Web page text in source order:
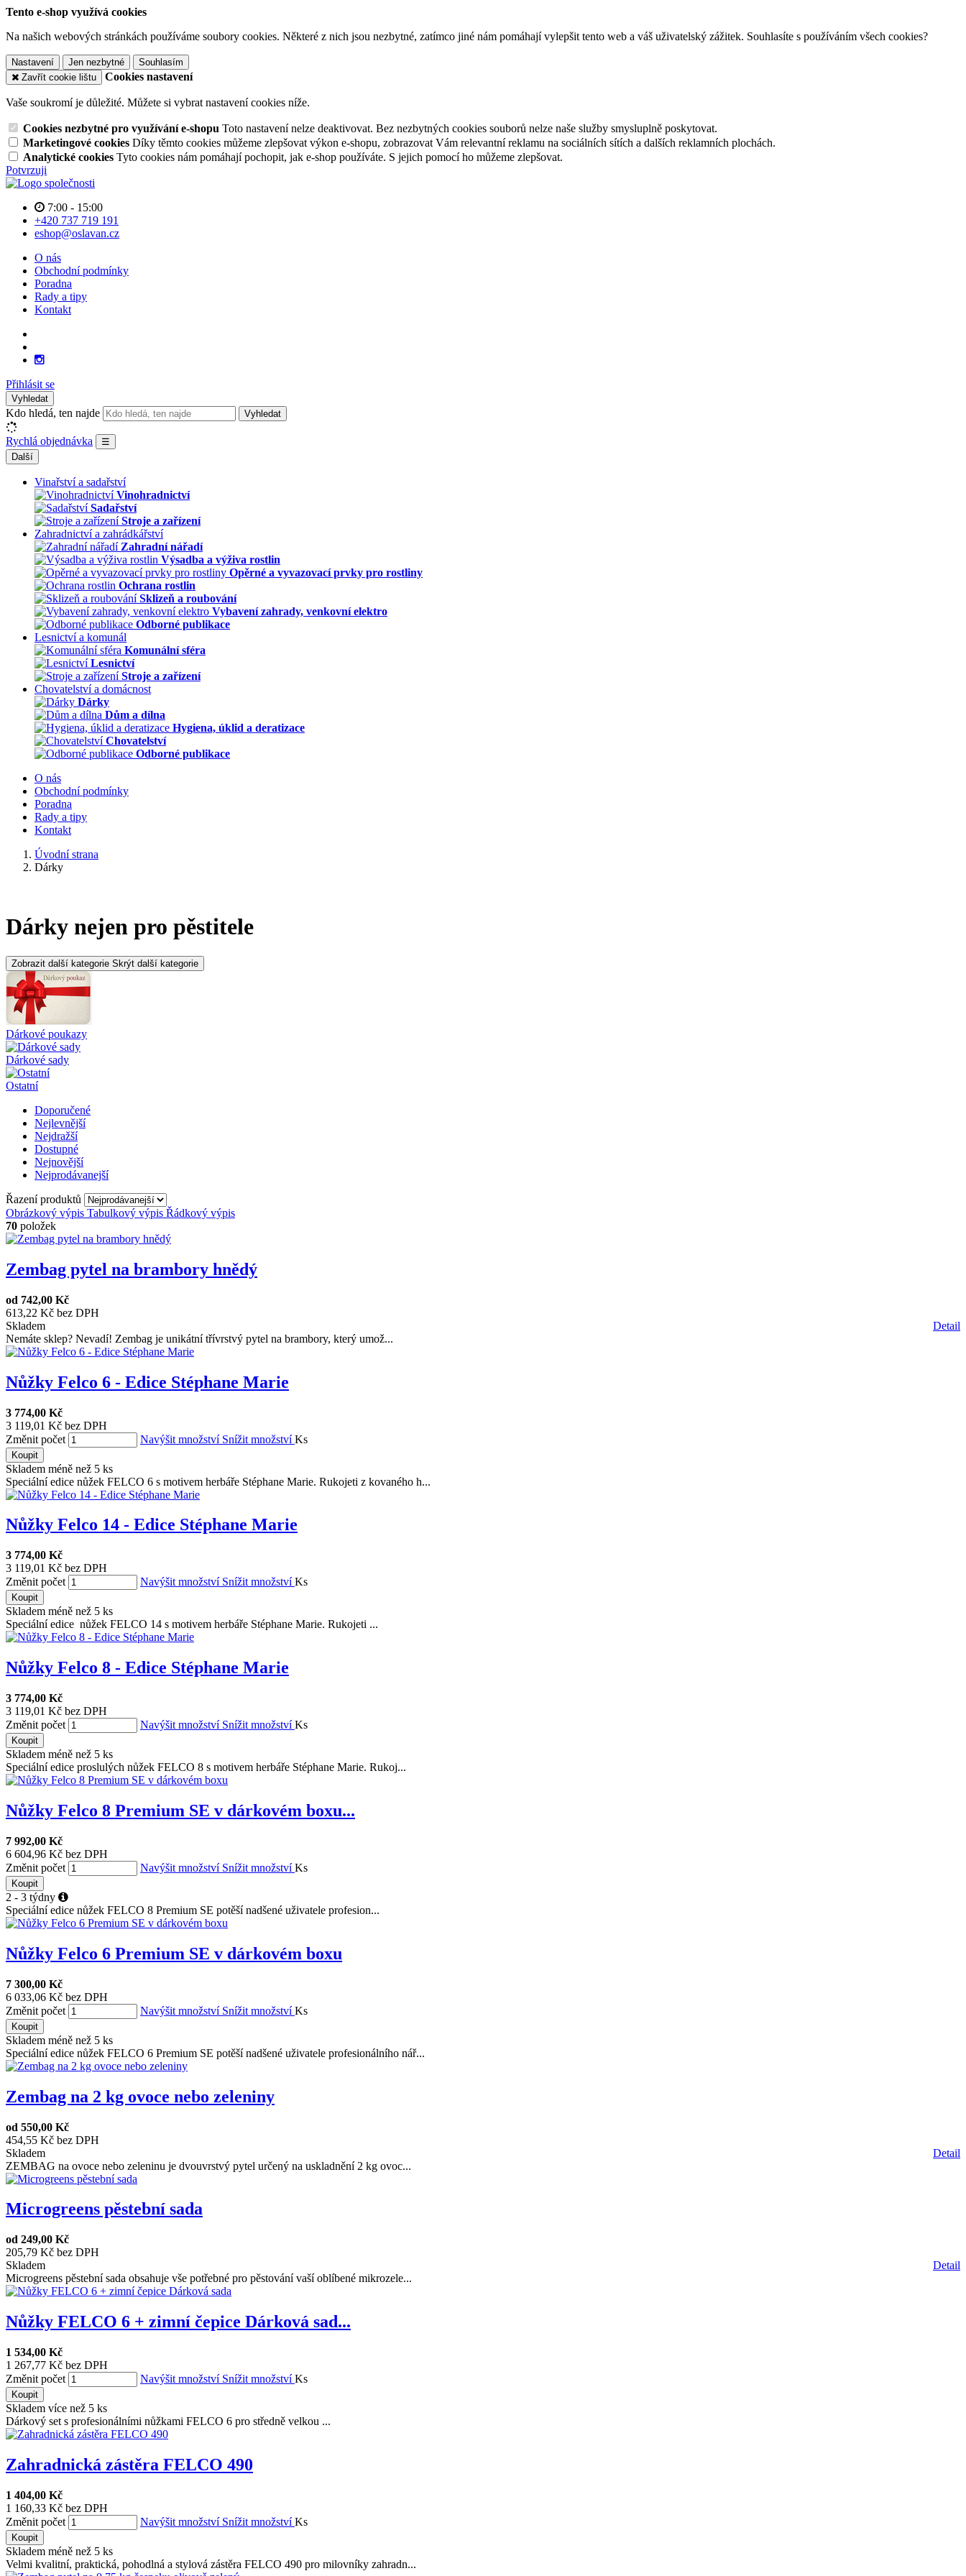
Tento e-shop využívá cookies
Na našich webových stránkách používáme soubory cookies. Některé z nich jsou nezbytné, zatímco jiné nám pomáhají vylepšit tento web a váš uživatelský zážitek. Souhlasíte s používáním všech cookies?
Nastavení Jen nezbytné
Souhlasím
Zavřít cookie lištu
Cookies nastavení
Vaše soukromí je důležité. Můžete si vybrat nastavení cookies níže.
Cookies nezbytné pro využívání e-shopu Toto nastavení nelze deaktivovat. Bez nezbytných cookies souborů nelze naše služby smysluplně poskytovat.
Marketingové cookies Díky těmto cookies můžeme zlepšovat výkon e-shopu, zobrazovat Vám relevantní reklamu na sociálních sítích a dalších reklamních plochách.
Analytické cookies Tyto cookies nám pomáhají pochopit, jak e-shop používáte. S jejich pomocí ho můžeme zlepšovat.
Potvrzuji
7:00 - 15:00
+420 737 719 191
eshop@oslavan.cz
O nás
Obchodní podmínky
Poradna
Rady a tipy
Kontakt
Přihlásit se
Vyhledat
Kdo hledá, ten najde Vyhledat
Rychlá objednávka
☰
Další
Vinařství a sadařství
Vinohradnictví
Sadařství
Stroje a zařízení
Zahradnictví a zahrádkářství
Zahradní nářadí
Výsadba a výživa rostlin
Opěrné a vyvazovací prvky pro rostliny
Ochrana rostlin
Sklizeň a roubování
Vybavení zahrady, venkovní elektro
Odborné publikace
Lesnictví a komunál
Komunální sféra
Lesnictví
Stroje a zařízení
Chovatelství a domácnost
Dárky
Dům a dílna
Hygiena, úklid a deratizace
Chovatelství
Odborné publikace
O nás
Obchodní podmínky
Poradna
Rady a tipy
Kontakt
Úvodní strana
Dárky
Dárky nejen pro pěstitele
Zobrazit další kategorie Skrýt další kategorie
Dárkové poukazy
Dárkové sady
Ostatní
Doporučené
Nejlevnější
Nejdražší
Dostupné
Nejnovější
Nejprodávanejší
Řazení produktů
Obrázkový výpis Tabulkový výpis Řádkový výpis
70 položek
Zembag pytel na brambory hnědý
od 742,00 Kč
613,22 Kč bez DPH
Detail
Skladem
Nemáte sklep? Nevadí! Zembag je unikátní třívrstvý pytel na brambory, který umož...
Nůžky Felco 6 - Edice Stéphane Marie
3 774,00 Kč
3 119,01 Kč bez DPH
Změnit počet
Navýšit množství Snížit množstvíKs
Koupit
Skladem méně než 5 ks
Speciální edice nůžek FELCO 6 s motivem herbáře Stéphane Marie. Rukojeti z kovaného h...
Nůžky Felco 14 - Edice Stéphane Marie
3 774,00 Kč
3 119,01 Kč bez DPH
Změnit počet
Navýšit množství Snížit množstvíKs
Koupit
Skladem méně než 5 ks
Speciální edice nůžek FELCO 14 s motivem herbáře Stéphane Marie. Rukojeti ...
Nůžky Felco 8 - Edice Stéphane Marie
3 774,00 Kč
3 119,01 Kč bez DPH
Změnit počet
Navýšit množství Snížit množstvíKs
Koupit
Skladem méně než 5 ks
Speciální edice proslulých nůžek FELCO 8 s motivem herbáře Stéphane Marie. Rukoj...
Nůžky Felco 8 Premium SE v dárkovém boxu...
7 992,00 Kč
6 604,96 Kč bez DPH
Změnit počet
Navýšit množství Snížit množstvíKs
Koupit
2 - 3 týdny
Speciální edice nůžek FELCO 8 Premium SE potěší nadšené uživatele profesion...
Nůžky Felco 6 Premium SE v dárkovém boxu
7 300,00 Kč
6 033,06 Kč bez DPH
Změnit počet
Navýšit množství Snížit množstvíKs
Koupit
Skladem méně než 5 ks
Speciální edice nůžek FELCO 6 Premium SE potěší nadšené uživatele profesionálního nář...
Zembag na 2 kg ovoce nebo zeleniny
od 550,00 Kč
454,55 Kč bez DPH
Detail
Skladem
ZEMBAG na ovoce nebo zeleninu je dvouvrstvý pytel určený na uskladnění 2 kg ovoc...
Microgreens pěstební sada
od 249,00 Kč
205,79 Kč bez DPH
Detail
Skladem
Microgreens pěstební sada obsahuje vše potřebné pro pěstování vaší oblíbené mikrozele...
Nůžky FELCO 6 + zimní čepice Dárková sad...
1 534,00 Kč
1 267,77 Kč bez DPH
Změnit počet
Navýšit množství Snížit množstvíKs
Koupit
Skladem více než 5 ks
Dárkový set s profesionálními nůžkami FELCO 6 pro středně velkou ...
Zahradnická zástěra FELCO 490
1 404,00 Kč
1 160,33 Kč bez DPH
Změnit počet
Navýšit množství Snížit množstvíKs
Koupit
Skladem méně než 5 ks
Velmi kvalitní, praktická, pohodlná a stylová zástěra FELCO 490 pro milovníky zahradn...